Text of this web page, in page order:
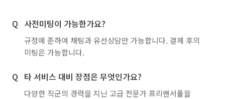
사전미팅이 가능한가요?
규정에 준하여 채팅과 유선상담만 가능합니다. 결제 후의
미팅은 가능합니다.
타 서비스 대비 장점은 무엇인가요?
다양한 직군의 경력을 지닌 고급 전문가 프리랜서풀을